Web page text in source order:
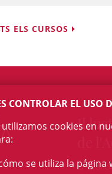
ELS CURSOS
c/
CONTROLAR EL USO
utilizamos cookies en
se utiliza la página